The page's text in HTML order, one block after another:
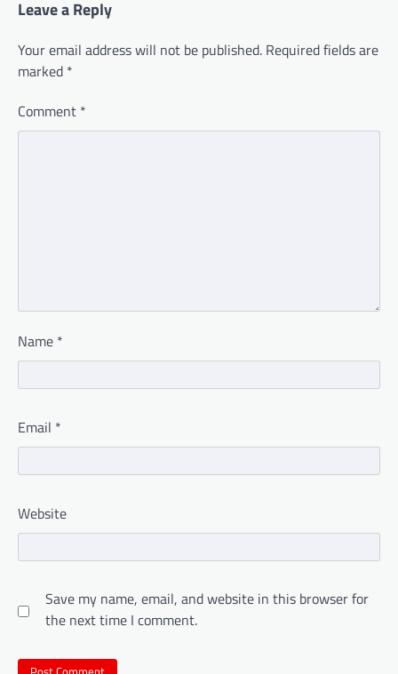
Leave a Reply
Your email address will not be published. Required fields are
marked *
Comment *
Name *
Email *
Website
Save my name, email, and website in this browser for
the next time I comment.